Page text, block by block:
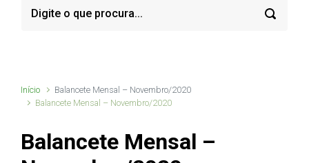
Início
Balancete Mensal – Novembro/2020
Balancete Mensal – Novembro/2020
Balancete Mensal –